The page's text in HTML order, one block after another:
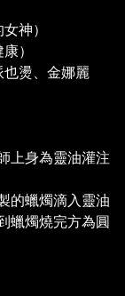
神）
）
燙、金娜麗
上身為靈油灌注
的蠟燭滴入靈油
蠟燭燒完方為圓